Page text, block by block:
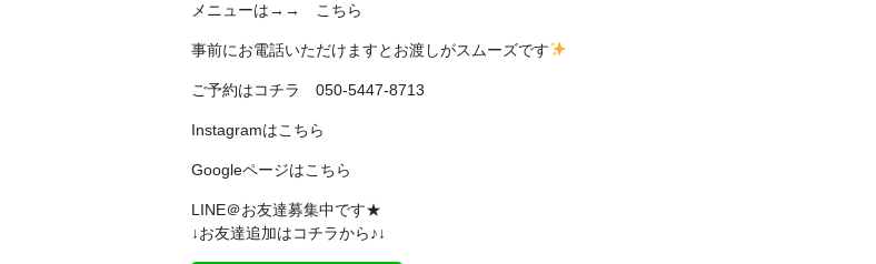
メニューは→→ こちら
事前にお電話いただけますとお渡しがスムーズです
ご予約はコチラ 050-5447-8713
Instagramはこちら
Googleページはこちら
LINE＠お友達募集中です★
↓お友達追加はコチラから♪↓